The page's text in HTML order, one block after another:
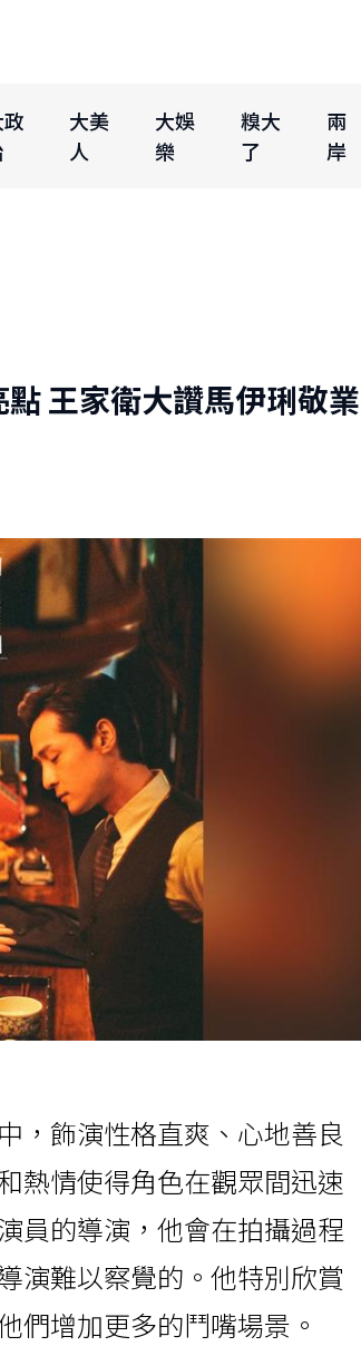
大美
人
大娛
樂
糗大
了
兩
岸
王家衛大讚馬伊琍敬業
，飾演性格直爽、心地善良
熱情使得角色在觀眾間迅速
員的導演，他會在拍攝過程
演難以察覺的。他特別欣賞
們增加更多的鬥嘴場景。